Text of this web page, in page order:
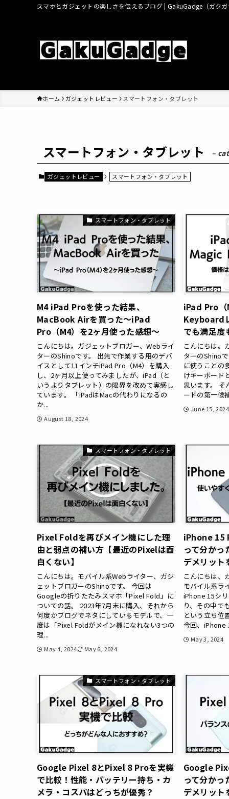
スマホとガジェットの楽しさを伝えるブログ | GakuGadge（ガク
ホーム ガジェットレビュー スマートフォン・タブレット
スマートフォン・タブレット –
ガジェットレビュー スマートフォン・タブレット
スマートフォン・タブレット
M4 iPad Proを使った結果、
MacBook Airを買った〜iPad
Pro（M4）を2ヶ月使った感想〜
こんにちは。ガジェットブロガー、Webライ
ターのShinoです。 出先で作業する用のデバ
イスとして11インチiPad Pro（M4）を購入
し、2ヶ月以上使ってみましたが、iPad（と
いうよりタブレット）の限界を改めて実感し
ています。 「iPadはMacの代わりになるの
か...
August 18, 2024
iPad Pro
Keyboard
でも満足度
こんにちは。
ターのShino
に使うことの
けキーボード
思います。
ードの第一候
June 15, 2024
スマートフォン・タブレット
Pixel Foldを再びメイン機にした理
由と弱点の補い方【最近のPixelは面
白くない】
こんにちは。モバイル系Webライター、ガジ
ェットブロガーのShinoです。 今回は
Googleの折りたたみスマホ「Pixel Fold」に
ついての話。 2023年7月末に購入、それから
何度かブログでネタにしているモデルで、一
度は「Pixel Foldがメイン機になれない3つの
理...
May 4, 2024 May 6, 2024
iPhone 15
って分かっ
デメリット
こんにちは、
モバイル系ラ
iPhone 15シ
り、その中で
という立ち位
今回、iPhone
May 3, 2024
スマートフォン・タブレット
Google Pixel 8とPixel 8 Proを実機
で比較！性能・バッテリー持ち・カ
メラ・コスパはどっちが優秀？
Google
って分かっ
デメリット